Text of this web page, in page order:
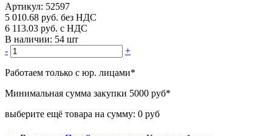
Артикул: 52597
5 010.68 руб. без НДС
6 113.03 руб. с НДС
В наличии: 54 шт
-
+
Работаем только с юр. лицами*
Минимальная сумма закупки 5000 руб*
выберите ещё товара на сумму: 0 руб